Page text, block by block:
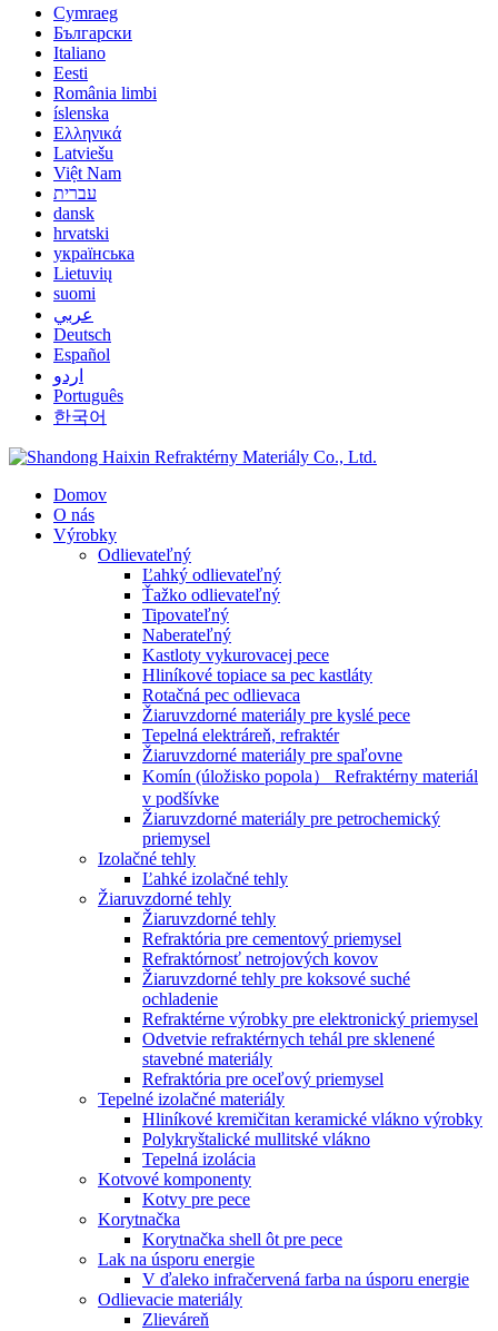
Cymraeg
Български
Italiano
Eesti
România limbi
íslenska
Ελληνικά
Latviešu
Việt Nam
עברית
dansk
hrvatski
українська
Lietuvių
suomi
عربي
Deutsch
Español
اردو
Português
한국어
Domov
O nás
Výrobky
Odlievateľný
Ľahký odlievateľný
Ťažko odlievateľný
Tipovateľný
Naberateľný
Kastloty vykurovacej pece
Hliníkové topiace sa pec kastláty
Rotačná pec odlievaca
Žiaruvzdorné materiály pre kyslé pece
Tepelná elektráreň, refraktér
Žiaruvzdorné materiály pre spaľovne
Komín (úložisko popola） Refraktérny materiál
v podšívke
Žiaruvzdorné materiály pre petrochemický
priemysel
Izolačné tehly
Ľahké izolačné tehly
Žiaruvzdorné tehly
Žiaruvzdorné tehly
Refraktória pre cementový priemysel
Refraktórnosť netrojových kovov
Žiaruvzdorné tehly pre koksové suché
ochladenie
Refraktérne výrobky pre elektronický priemysel
Odvetvie refraktérnych tehál pre sklenené
stavebné materiály
Refraktória pre oceľový priemysel
Tepelné izolačné materiály
Hliníkové kremičitan keramické vlákno výrobky
Polykryštalické mullitské vlákno
Tepelná izolácia
Kotvové komponenty
Kotvy pre pece
Korytnačka
Korytnačka shell ôt pre pece
Lak na úsporu energie
V ďaleko infračervená farba na úsporu energie
Odlievacie materiály
Zlieváreň